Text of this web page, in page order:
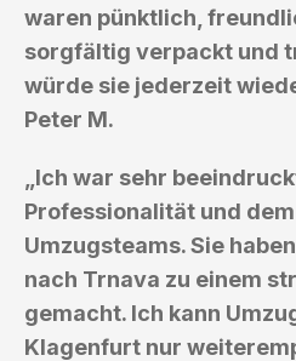
waren pünktlich,
sorgfältig verpackt und
würde sie jederzeit
Peter M.
„Ich war sehr
Professionalität und
Umzugsteams. Sie
nach Trnava zu einem
gemacht. Ich kann
Klagenfurt nur